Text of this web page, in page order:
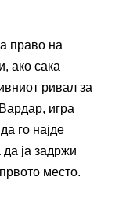
право на
ако сака
ривал за
игра
го најде
ја задржи
место.